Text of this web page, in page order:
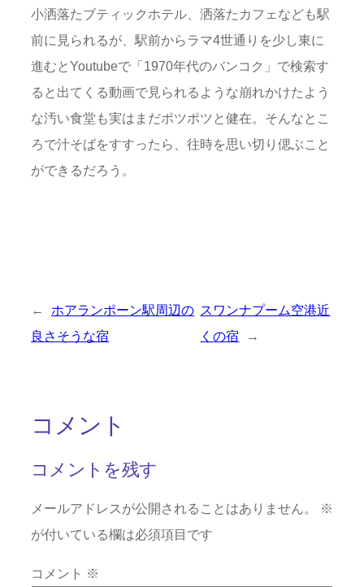
小洒落たブティックホテル、洒落たカフェなども駅
前に見られるが、駅前からラマ4世通りを少し東に
進むとYoutubeで「1970年代のバンコク」で検索す
ると出てくる動画で見られるような崩れかけたよう
な汚い食堂も実はまだポツポツと健在。そんなとこ
ろで汁そばをすすったら、往時を思い切り偲ぶこと
ができるだろう。
←
ホアランポーン駅周辺の
良さそうな宿
スワンナプーム空港近
くの宿
→
コメント
コメントを残す
メールアドレスが公開されることはありません。
※
が付いている欄は必須項目です
コメント ※